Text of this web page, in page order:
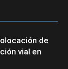
de
vial en